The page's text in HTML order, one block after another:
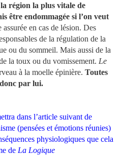
région la plus vitale de
être endommagée si l’on veut
en cas de lésion. Des
de la régulation de la
ou du sommeil. Mais aussi de la
la toux ou du vomissement. Le
à la moelle épinière. Toutes
par lui.
dans l’article suivant de
(pensées et émotions réunies)
physiologiques que cela
de La Logique